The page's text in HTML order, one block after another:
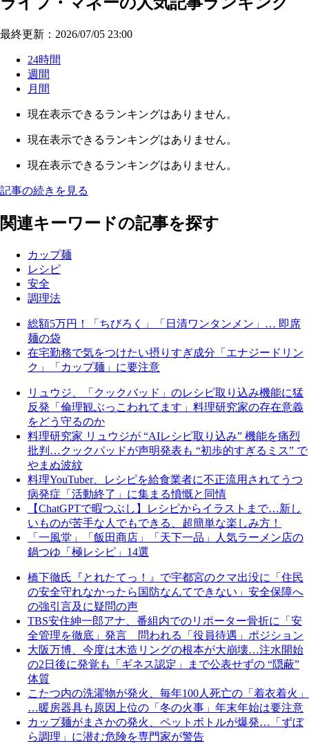
最終更新：2026/07/05 23:00
24時間
週間
月間
現在表示できるランキングはありません。
現在表示できるランキングはありません。
現在表示できるランキングはありません。
記事の続きを見る
関連キーワードの記事を探す
カップ麺
レシピ
安全
調理法
総額5万円！「ちびろく」「日清ワンタンメン」… 即席
麺の袋
在宅勤務で気をつけたい摂りすぎ成分「エナジードリン
ク」「カップ麺」に要注意
リュウジ、「クックバッド」のレシピ取り込み機能に猛
反発「倫理観ぶっこわれてます」料理研究家の存在意義
をどう守るのか
料理研究家 リュウジが “AIレシピ取り込み” 機能を痛烈
批判…クックパッドが声明発表も “初歩的すぎるミス” で
やまぬ波紋
料理YouTuber、レシピを給食業者に不正流用されてうつ
病発症「活動終了」に集まる憤慨と同情
【ChatGPTで暇つぶし】レシピからイラストまで…新し
いものが苦手な人でもできる、超簡単な楽しみ方！
「一風堂」「飯田商店」「天下一品」人気ラーメン店の
鍋つゆ「極レシピ」14選
橋下徹氏『とれたてっ！』で宇都宮のクマ出没に「住民
の安全守れなかったら国防なんてできない」安全保障へ
の強引言及に疑問の声
TBS安住紳一郎アナ、番組内でのリポーター骨折に「安
全管理を徹底」発言 問われる「役員待遇」ポジション
大阪万博、今度は木造リングの根本が大崩壊…注水開始
の2日後に発覚も「ギネス認定」まで公表せずの “隠蔽”
体質
こたつ内の洗濯物が発火、毎年100人死亡の「着衣着火」
…暖房器具も原因上位の「冬の火事」年末年始は要注意
カップ麺がまさかの発火、ペットボトルが爆発…「ずぼ
ら調理」に潜む危険を専門家が警告